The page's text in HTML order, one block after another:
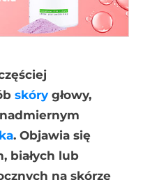
skórygłowy,
. Objawia się
białych lub
na skórze